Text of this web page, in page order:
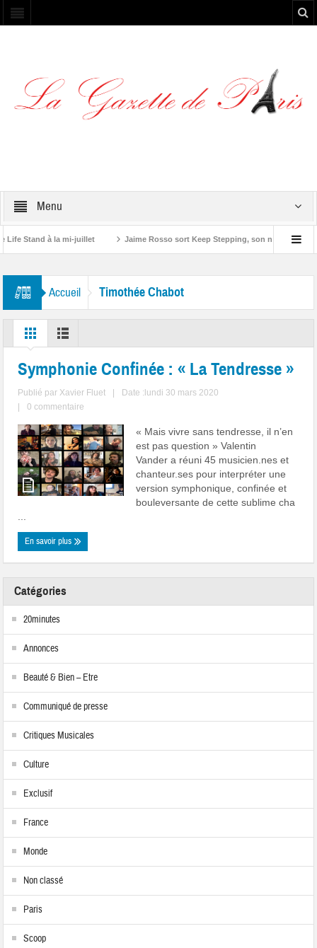
Menu
Stand à la mi-juillet Jaime Rosso sort Keep Stepping, son nouvel EP
Accueil Timothée Chabot
Symphonie Confinée : « La Tendresse »
Publié par Xavier Fluet
Date :lundi 30 mars 2020
0 commentaire
« Mais vivre sans tendresse, il n’en
est pas question » Valentin
Vander a réuni 45 musicien.nes et
chanteur.ses pour interpréter une
version symphonique, confinée et
bouleversante de cette sublime cha
En savoir plus
Catégories
20minutes
Annonces
Beauté & Bien – Etre
Communiqué de presse
Critiques Musicales
Culture
Exclusif
France
Monde
Non classé
Paris
Scoop